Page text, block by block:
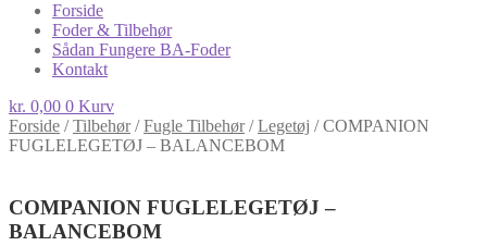
Forside
Foder & Tilbehør
Sådan Fungere BA-Foder
Kontakt
kr. 0,00 0 Kurv
Forside /Tilbehør/Fugle Tilbehør/Legetøj /COMPANION
FUGLELEGETØJ – BALANCEBOM
COMPANION FUGLELEGETØJ –
BALANCEBOM